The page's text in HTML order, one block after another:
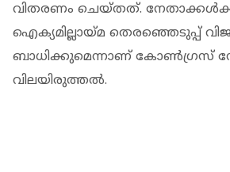
വിതരണം ചെയ്തത്.
ഐക്യമില്ലായ്മ തെരഞ്ഞെടുപ്പ്
ബാധിക്കുമെന്നാണ് കോണ്‍ഗ്രസ്
വിലയിരുത്തല്‍.